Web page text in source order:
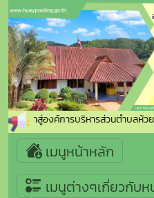
รับเข้าสู่องค์การบริหารส่วนตำบลห้ว
เมนูหน้าหลัก
เมนูต่างๆเกี่ยวกับ